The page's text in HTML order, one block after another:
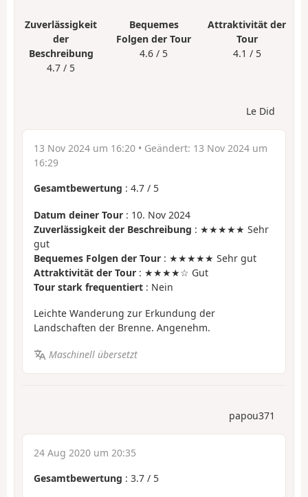
Zuverlässigkeit
der
Beschreibung
4.7 / 5
Bequemes
Folgen der Tour
4.6 / 5
Attraktivität der
Tour
4.1 / 5
Le Did
13 Nov 2024 um 16:20 • Geändert: 13 Nov 2024 um
16:29
Gesamtbewertung : 4.7 / 5
Datum deiner Tour : 10. Nov 2024
Zuverlässigkeit der Beschreibung : ★★★★★ Sehr
gut
Bequemes Folgen der Tour : ★★★★★ Sehr gut
Attraktivität der Tour : ★★★★☆ Gut
Tour stark frequentiert : Nein
Leichte Wanderung zur Erkundung der
Landschaften der Brenne. Angenehm.
Maschinell übersetzt
papou371
24 Aug 2020 um 20:35
Gesamtbewertung : 3.7 / 5